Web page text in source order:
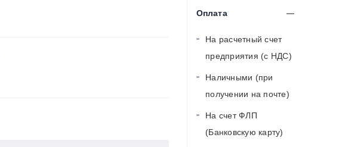
Оплата
На расчетный счет
предприятия (с НДС)
Наличными (при
получении на почте)
На счет ФЛП
(Банковскую карту)